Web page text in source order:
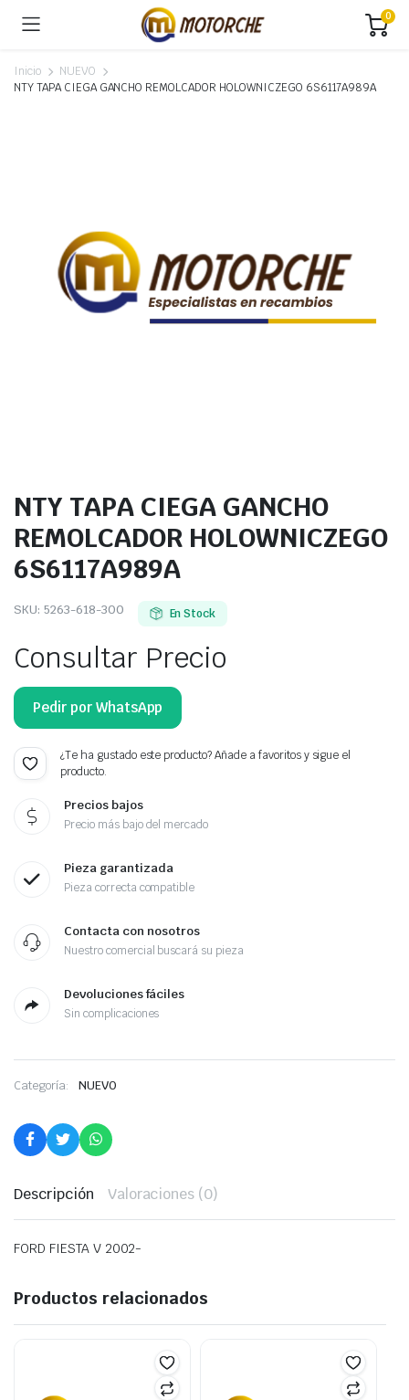
0
Inicio
NUEVO
NTY TAPA CIEGA GANCHO REMOLCADOR HOLOWNICZEGO 6S6117A989A
NTY TAPA CIEGA GANCHO
REMOLCADOR HOLOWNICZEGO
6S6117A989A
SKU: 5263-618-300 En Stock
Consultar Precio
Pedir por WhatsApp
¿Te ha gustado este producto? Añade a favoritos y sigue el
producto.
Precios bajos
Precio más bajo del mercado
Pieza garantizada
Pieza correcta compatible
Contacta con nosotros
Nuestro comercial buscará su pieza
Devoluciones fáciles
Sin complicaciones
Categoría: NUEVO
Descripción Valoraciones (0)
FORD FIESTA V 2002-
Productos relacionados